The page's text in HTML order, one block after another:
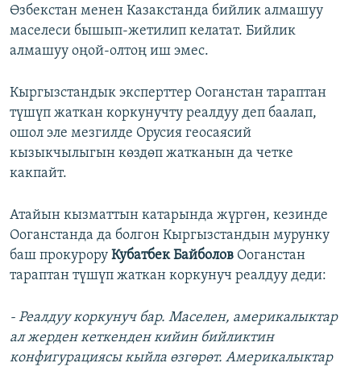
Өзбекстан менен Казакстанда бийлик алмашуу
маселеси бышып-жетилип келатат. Бийлик
алмашуу оңой-олтоң иш эмес.
Кыргызстандык эксперттер Ооганстан тараптан
түшүп жаткан коркунучту реалдуу деп баалап,
ошол эле мезгилде Орусия геосаясий
кызыкчылыгын көздөп жатканын да четке
какпайт.
Атайын кызматтын катарында жүргөн, кезинде
Ооганстанда да болгон Кыргызстандын мурунку
баш прокурору Кубатбек Байболов Ооганстан
тараптан түшүп жаткан коркунуч реалдуу деди:
- Реалдуу коркунуч бар. Маселен, америкалыктар
ал жерден кеткенден кийин бийликтин
конфигурациясы кыйла өзгөрөт. Америкалыктар